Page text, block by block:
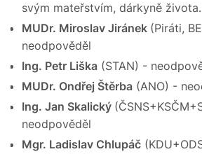
svým mateřstvím, dárkyně života.
MUDr. Miroslav Jiránek (Piráti,
neodpověděl
Ing. Petr Liška (STAN) -
MUDr. Ondřej Štěrba (ANO) -
Ing. Jan Skalický
neodpověděl
Mgr. Ladislav Chlupáč